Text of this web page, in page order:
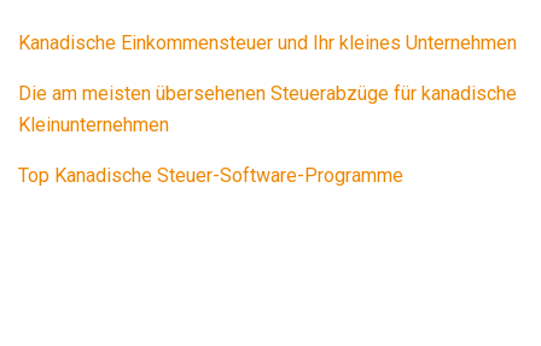
Kanadische Einkommensteuer und Ihr kleines Unternehmen
Die am meisten übersehenen Steuerabzüge für kanadische
Kleinunternehmen
Top Kanadische Steuer-Software-Programme